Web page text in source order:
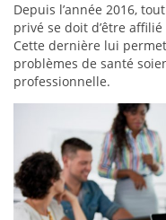
Depuis l’année 2016,
privé se doit d’être
Cette dernière lui
problèmes de santé
professionnelle.